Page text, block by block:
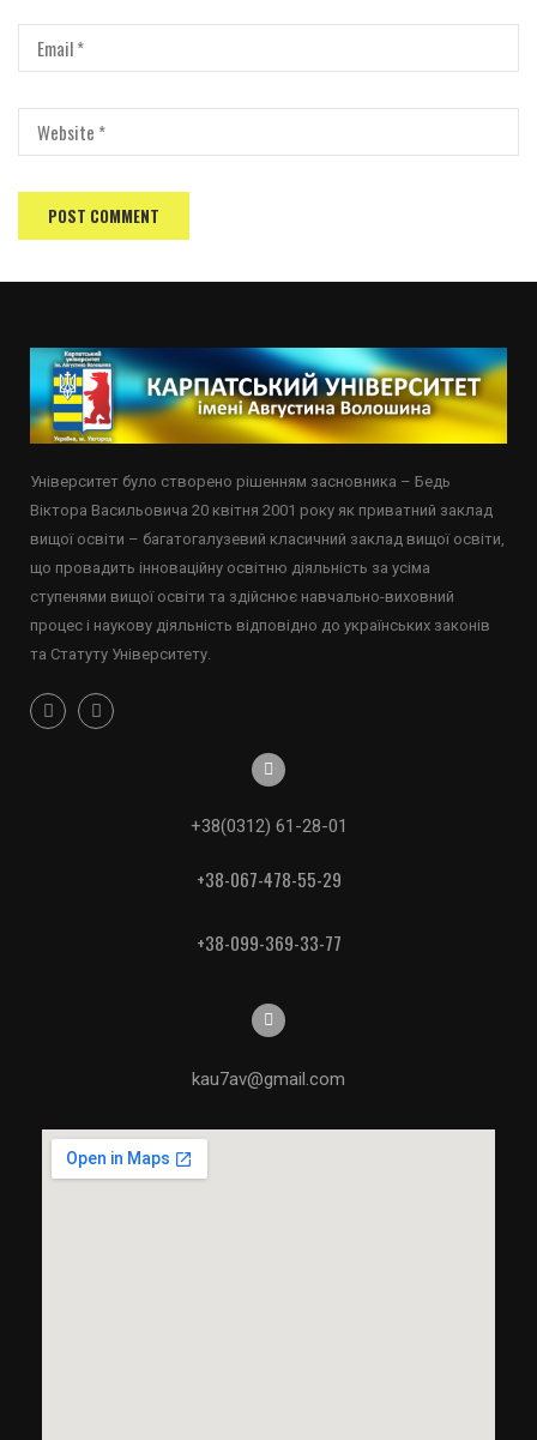
Університет було створено рішенням засновника – Бедь
Віктора Васильовича 20 квітня 2001 року як приватний заклад
вищої освіти – багатогалузевий класичний заклад вищої освіти,
що провадить інноваційну освітню діяльність за усіма
ступенями вищої освіти та здійснює навчально-виховний
процес і наукову діяльність відповідно до українських законів
та Статуту Університету.
+38(0312) 61-28-01
+38-067-478-55-29
+38-099-369-33-77
kau7av@gmail.com